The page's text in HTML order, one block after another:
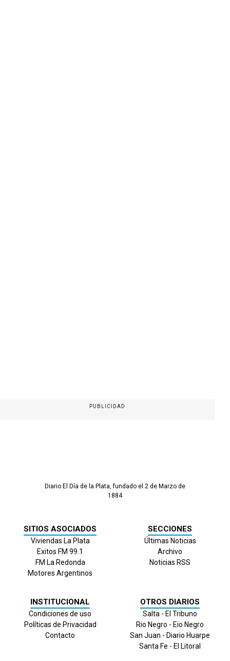
PUBLICIDAD
Diario El Día de la Plata, fundado el 2 de Marzo de
1884
SITIOS ASOCIADOS
Viviendas La Plata
Exitos FM 99.1
FM La Redonda
Motores Argentinos
SECCIONES
Últimas Noticias
Archivo
Noticias RSS
INSTITUCIONAL
Condiciones de uso
Políticas de Privacidad
Contacto
OTROS DIARIOS
Salta - El Tribuno
Rio Negro - Eio Negro
San Juan - Diario Huarpe
Santa Fe - El Litoral